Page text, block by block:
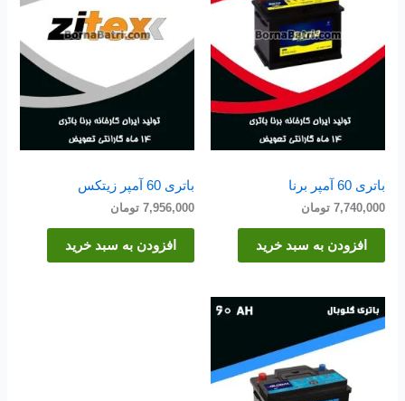
باتری 60 آمپر برنا
7,740,000 تومان
افزودن به سبد خرید
باتری 60 آمپر زیتکس
7,956,000 تومان
افزودن به سبد خرید